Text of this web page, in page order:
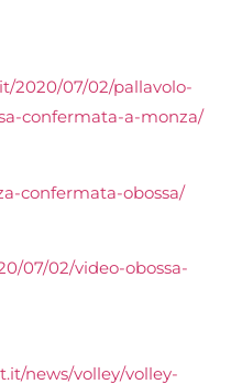
it/2020/07/02/pallavolo-
confermata-a-monza/
confermata-obossa/
07/02/video-obossa-
news/volley/volley-